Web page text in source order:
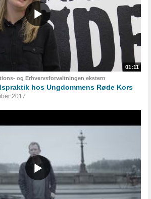
01:11
og Erhvervsforvaltningen ekstern
hos Ungdommens Røde Kors
2017